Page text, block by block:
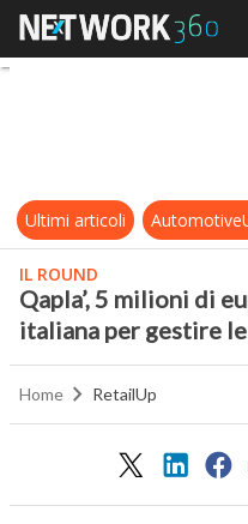
Ultimi articoli
IL ROUND
Qapla’, 5 milioni di
italiana per gestire
Home RetailUp